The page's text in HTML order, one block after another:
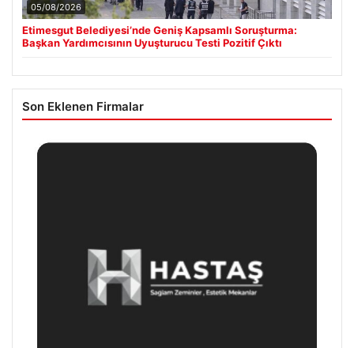
05/08/2026
Etimesgut Belediyesi’nde Geniş Kapsamlı Soruşturma:
Başkan Yardımcısının Uyuşturucu Testi Pozitif Çıktı
Son Eklenen Firmalar